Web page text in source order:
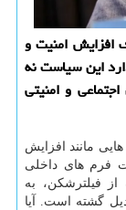
افزایش امنیت و
این سیاست نه
و امنیتی
مانند افزایش
فرم های داخلی
فیلترشکن، به
گشته است. آیا